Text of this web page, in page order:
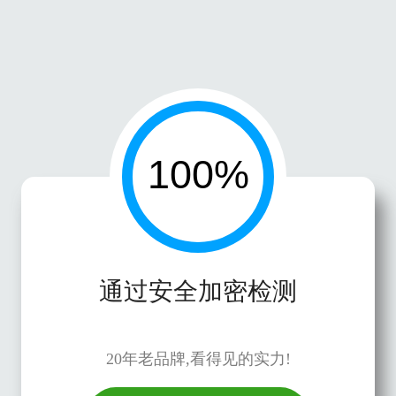
通过安全加密检测
20年老品牌,看得见的实力!